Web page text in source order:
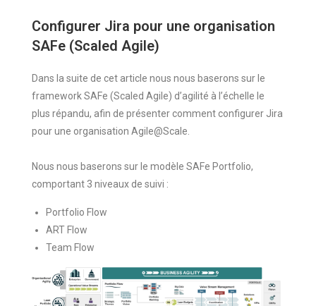
Configurer Jira pour une organisation
SAFe (Scaled Agile)
Dans la suite de cet article nous nous baserons sur le
framework SAFe (Scaled Agile) d’agilité à l’échelle le
plus répandu, afin de présenter comment configurer Jira
pour une organisation Agile@Scale.
Nous nous baserons sur le modèle SAFe Portfolio,
comportant 3 niveaux de suivi :
Portfolio Flow
ART Flow
Team Flow